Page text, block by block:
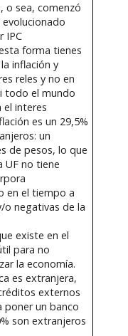
o sea, comenzó
IPC
forma tienes
inflación y
reles y no en
todo el mundo
el interes
es un 29,5%
un
de pesos, lo que
UF no tiene
en el tiempo a
o negativas de la
existe en el
para no
la economía.
es extranjera,
externos
poner un banco
son extranjeros